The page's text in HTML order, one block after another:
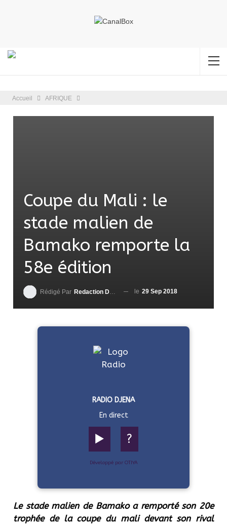
Accueil AFRIQUE
Coupe du Mali : le
stade malien de
Bamako remporte la
58e édition
Rédigé Par Redaction DjenaSport le 29 Sep 2018
RADIO DJENA
En direct
▶️ ?
Développé par OTIYA
Le stade malien de Bamako a remporté son 20e
trophée de la coupe du mali devant son rival